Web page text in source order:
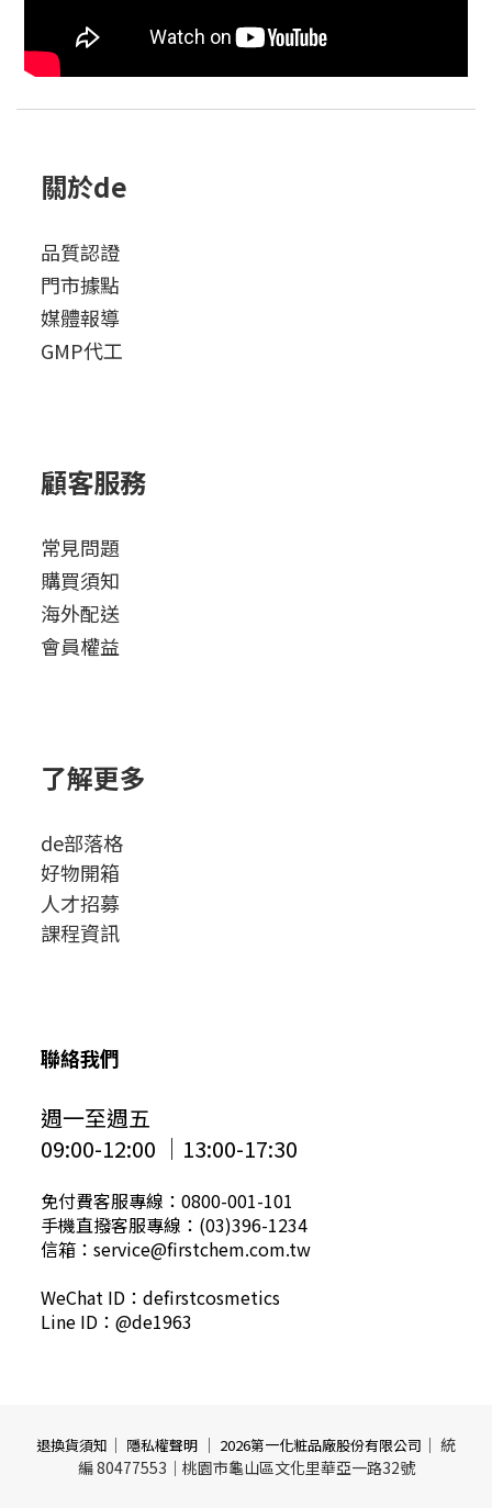
關於de
品質認證
門市據點
媒體報導
GMP代工
顧客服務
常見問題
購買須知
海外配送
會員權益
了解更多
de部落格
好物開箱
人才招募
課程資訊
聯絡我們
週一至週五
09:00-12:00 │13:00-17:30
免付費客服專線：0800-001-101
手機直撥客服專線：(03)396-1234
信箱：service@firstchem.com.tw
WeChat ID：defirstcosmetics
Line ID：@de1963
退換貨須知 ｜ 隱私權聲明 ｜ 2026第一化粧品廠股份有限公司 ｜ 統
編 80477553｜桃園市龜山區文化里華亞一路32號